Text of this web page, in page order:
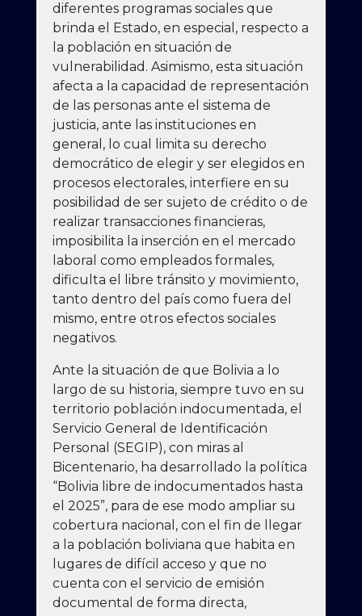
diferentes programas sociales que
brinda el Estado, en especial, respecto a
la población en situación de
vulnerabilidad. Asimismo, esta situación
afecta a la capacidad de representación
de las personas ante el sistema de
justicia, ante las instituciones en
general, lo cual limita su derecho
democrático de elegir y ser elegidos en
procesos electorales, interfiere en su
posibilidad de ser sujeto de crédito o de
realizar transacciones financieras,
imposibilita la inserción en el mercado
laboral como empleados formales,
dificulta el libre tránsito y movimiento,
tanto dentro del país como fuera del
mismo, entre otros efectos sociales
negativos.
Ante la situación de que Bolivia a lo
largo de su historia, siempre tuvo en su
territorio población indocumentada, el
Servicio General de Identificación
Personal (SEGIP), con miras al
Bicentenario, ha desarrollado la política
“Bolivia libre de indocumentados hasta
el 2025”, para de ese modo ampliar su
cobertura nacional, con el fin de llegar
a la población boliviana que habita en
lugares de difícil acceso y que no
cuenta con el servicio de emisión
documental de forma directa,